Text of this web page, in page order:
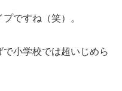
ですね（笑）。
小学校では超いじめら